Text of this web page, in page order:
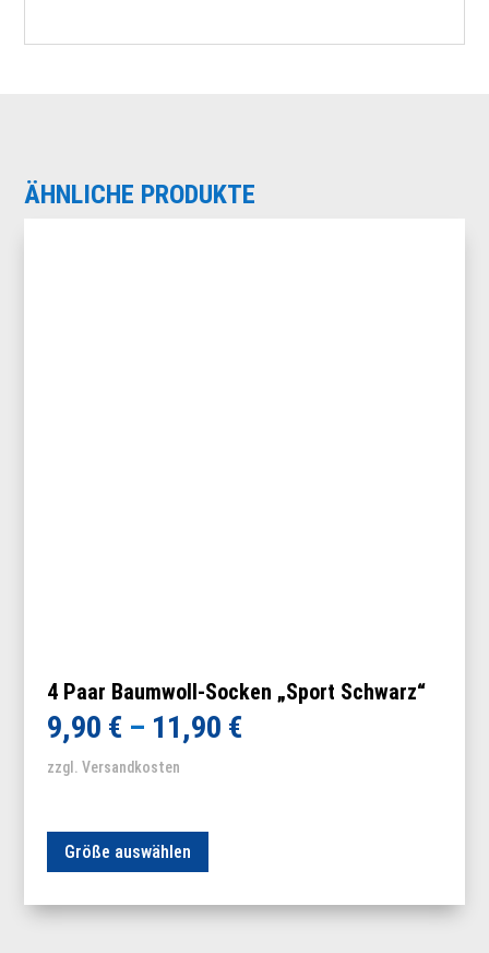
ÄHNLICHE PRODUKTE
4 Paar Baumwoll-Socken „Sport Schwarz“
9,90 € – 11,90 €
zzgl. Versandkosten
Größe auswählen
Dieses
mehrere